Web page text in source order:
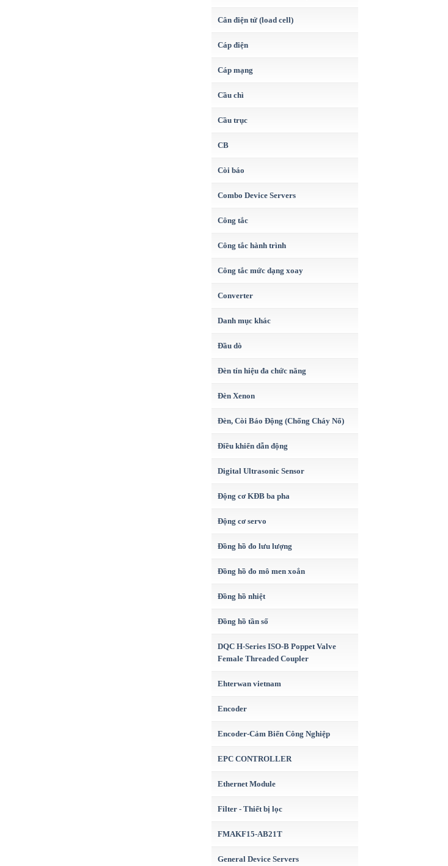
Cân điện tử (load cell)
Cáp điện
Cáp mạng
Cầu chì
Cầu trục
CB
Còi báo
Combo Device Servers
Công tắc
Công tắc hành trình
Công tắc mức dạng xoay
Converter
Danh mục khác
Đầu dò
Đèn tín hiệu đa chức năng
Đèn Xenon
Đèn, Còi Báo Động (Chống Cháy Nổ)
Điều khiển dẫn động
Digital Ultrasonic Sensor
Động cơ KĐB ba pha
Động cơ servo
Đồng hồ đo lưu lượng
Đồng hồ đo mô men xoắn
Đồng hồ nhiệt
Đồng hồ tần số
DQC H-Series ISO-B Poppet Valve
Female Threaded Coupler
Ehterwan vietnam
Encoder
Encoder-Cảm Biến Công Nghiệp
EPC CONTROLLER
Ethernet Module
Filter - Thiết bị lọc
FMAKF15-AB21T
General Device Servers